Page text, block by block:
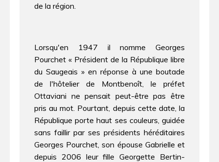
de la région.
Lorsqu'en 1947 il nomme Georges
Pourchet « Président de la République libre
du Saugeais » en réponse à une boutade
de l'hôtelier de Montbenoît, le préfet
Ottaviani ne pensait peut-être pas être
pris au mot. Pourtant, depuis cette date, la
République porte haut ses couleurs, guidée
sans faillir par ses présidents héréditaires
Georges Pourchet, son épouse Gabrielle et
depuis 2006 leur fille Georgette Bertin-